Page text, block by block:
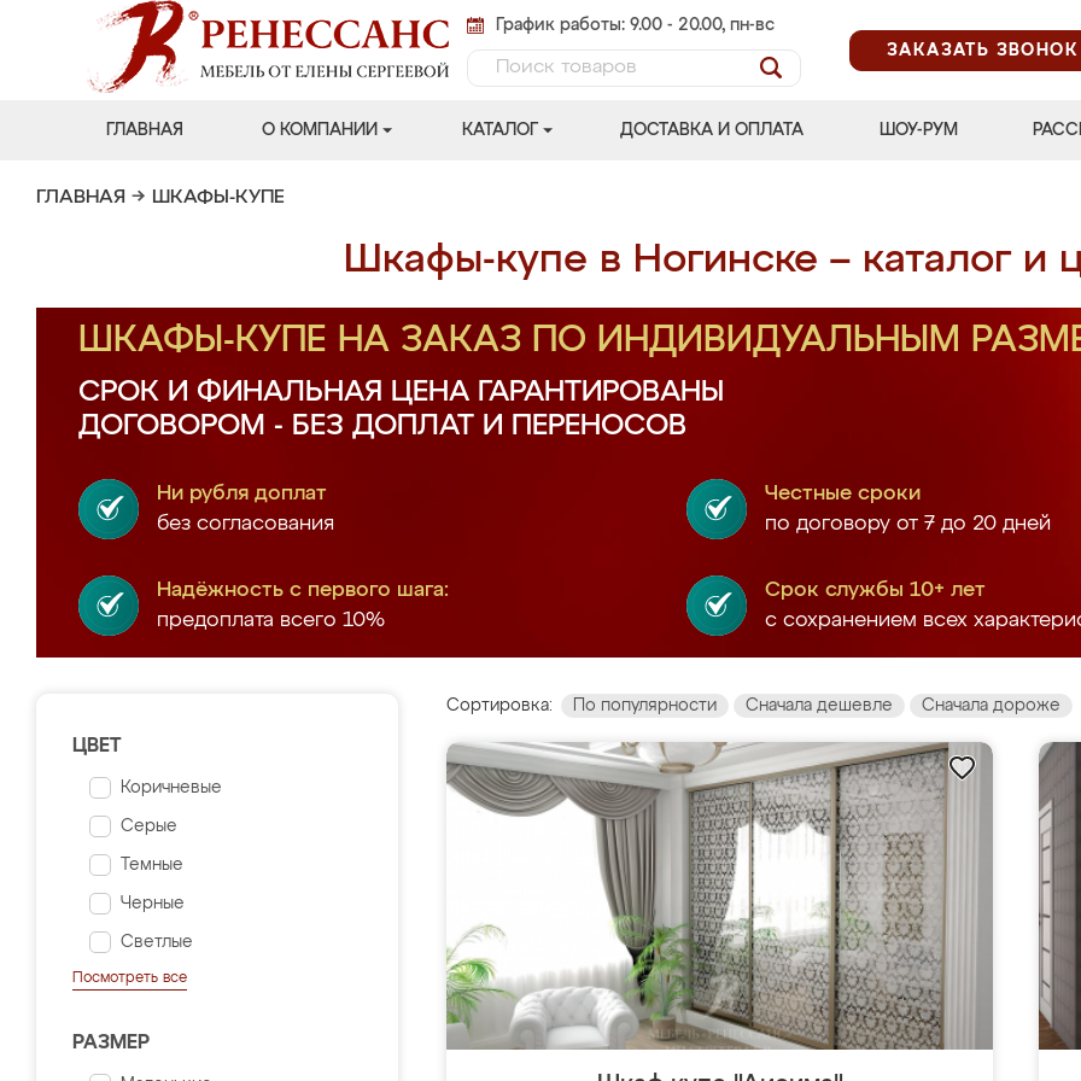
График работы: 9.00 - 20.00, пн-вс
ЗАКАЗАТЬ ЗВОНОК
ГЛАВНАЯ О КОМПАНИИ КАТАЛОГ ДОСТАВКА И ОПЛАТА ШОУ-РУМ
ГЛАВНАЯ → ШКАФЫ-КУПЕ
Шкафы-купе в Ногинске – каталог и
ШКАФЫ-КУПЕ НА ЗАКАЗ ПО ИНДИВИДУАЛЬНЫМ
СРОК И ФИНАЛЬНАЯ ЦЕНА ГАРАНТИРОВАНЫ
ДОГОВОРОМ - БЕЗ ДОПЛАТ И ПЕРЕНОСОВ
Ни рубля доплат
без согласования
Честные сроки
по договору от 7 до 20 дней
Надёжность с первого шага:
предоплата всего 10%
Срок службы 10+ лет
с сохранением всех
ЦВЕТ
Коричневые
Серые
Темные
Черные
Светлые
Посмотреть все
РАЗМЕР
Сортировка: По популярности Сначала дешевле Сначала дороже